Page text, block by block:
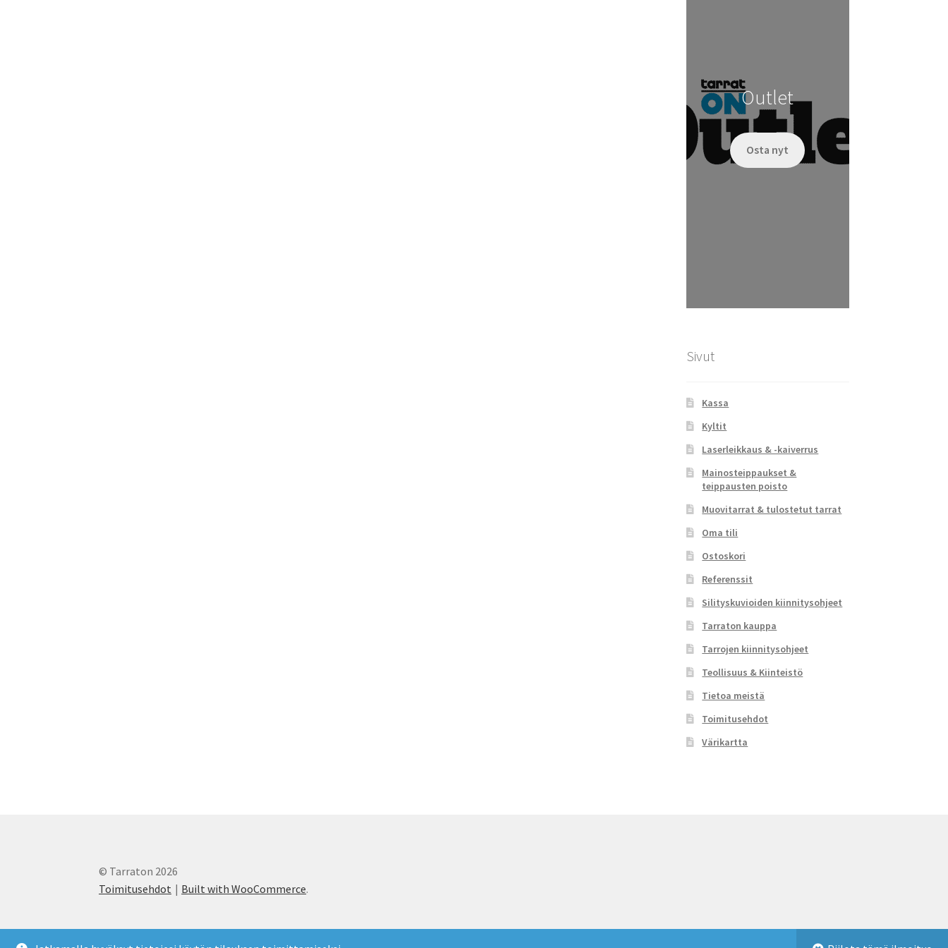
Outlet
Osta nyt
Sivut
Kassa
Kyltit
Laserleikkaus & -kaiverrus
Mainosteippaukset &
teippausten poisto
Muovitarrat & tulostetut tarrat
Oma tili
Ostoskori
Referenssit
Silityskuvioiden kiinnitysohjeet
Tarraton kauppa
Tarrojen kiinnitysohjeet
Teollisuus & Kiinteistö
Tietoa meistä
Toimitusehdot
Värikartta
© Tarraton 2026
Toimitusehdot
Built with WooCommerce.